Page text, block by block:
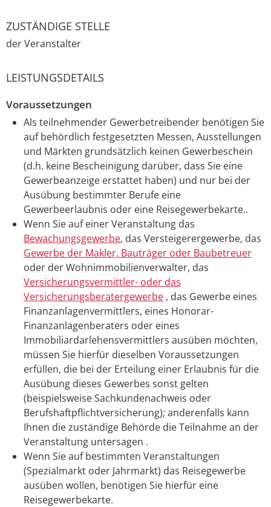
ZUSTÄNDIGE STELLE
der Veranstalter
LEISTUNGSDETAILS
Voraussetzungen
Als teilnehmender Gewerbetreibender benötigen Sie
auf behördlich festgesetzten Messen, Ausstellungen
und Märkten grundsätzlich keinen Gewerbeschein
(d.h. keine Bescheinigung darüber, dass Sie eine
Gewerbeanzeige erstattet haben) und nur bei der
Ausübung bestimmter Berufe eine
Gewerbeerlaubnis oder eine Reisegewerbekarte..
Wenn Sie auf einer Veranstaltung das
Bewachungsgewerbe, das Versteigerergewerbe, das
Gewerbe der Makler, Bauträger oder Baubetreuer
oder der Wohnimmobilienverwalter, das
Versicherungsvermittler- oder das
Versicherungsberatergewerbe, das Gewerbe eines
Finanzanlagenvermittlers, eines Honorar-
Finanzanlagenberaters oder eines
Immobiliardarlehensvermittlers ausüben möchten,
müssen Sie hierfür dieselben Voraussetzungen
erfüllen, die bei der Erteilung einer Erlaubnis für die
Ausübung dieses Gewerbes sonst gelten
(beispielsweise Sachkundenachweis oder
Berufshaftpflichtversicherung); anderenfalls kann
Ihnen die zuständige Behörde die Teilnahme an der
Veranstaltung untersagen .
Wenn Sie auf bestimmten Veranstaltungen
(Spezialmarkt oder Jahrmarkt) das Reisegewerbe
ausüben wollen, benötigen Sie hierfür eine
Reisegewerbekarte.